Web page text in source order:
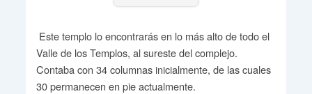
Este templo lo encontrarás en lo más alto de todo el
Valle de los Templos, al sureste del complejo.
Contaba con 34 columnas inicialmente, de las cuales
30 permanecen en pie actualmente.